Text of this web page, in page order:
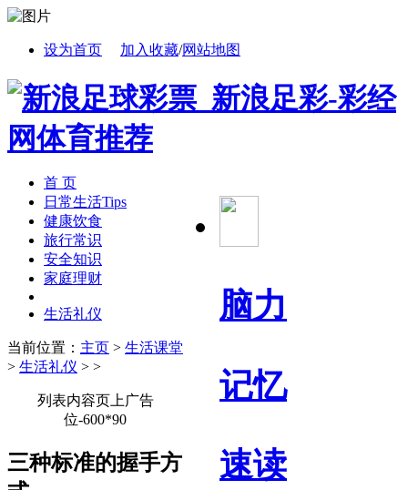
设为首页 加入收藏/网站地图
脑力
记忆
速读
首 页
日常生活Tips
健康饮食
旅行常识
安全知识
家庭理财
生活礼仪
当前位置： 主页 > 生活课堂
> 生活礼仪 > >
列表内容页上广告
位-600*90
三种标准的握手方